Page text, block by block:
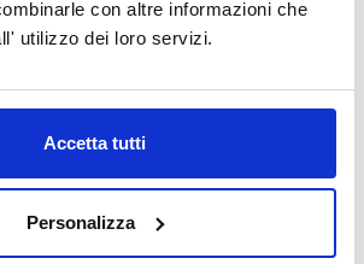
con altre informazioni che
utilizzo dei loro servizi.
Accetta tutti
Personalizza
di idoneità
ai sensi del D.Lgs. n.
concernenti la …